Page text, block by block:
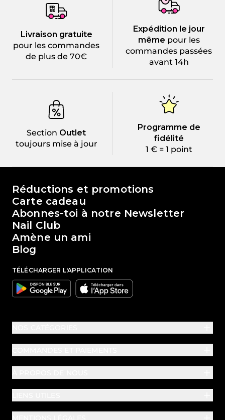
Livraison gratuite
pour les commandes
de plus de 70€
Expédition le jour
même pour les
commandes passées
avant 14h
Section Outlet
toujours mise à jour
Programme de
fidélité
1 € = 1 point
Le monde de Passione Beauty
Réductions et promotions
Carte cadeau
Abonnes-toi à notre Newsletter
Nail Club
Amène un ami
Blog
TÉLÉCHARGER L'APPLICATION
Google Apple